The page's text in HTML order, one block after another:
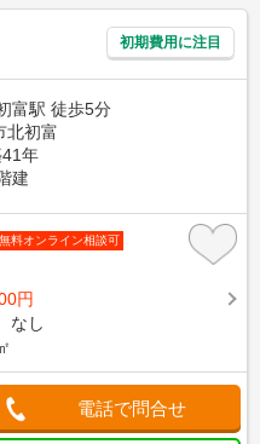
初期費用に注目
富駅 徒歩5分
北初富
年
建
無料オンライン相談可
円
なし
電話で問合せ